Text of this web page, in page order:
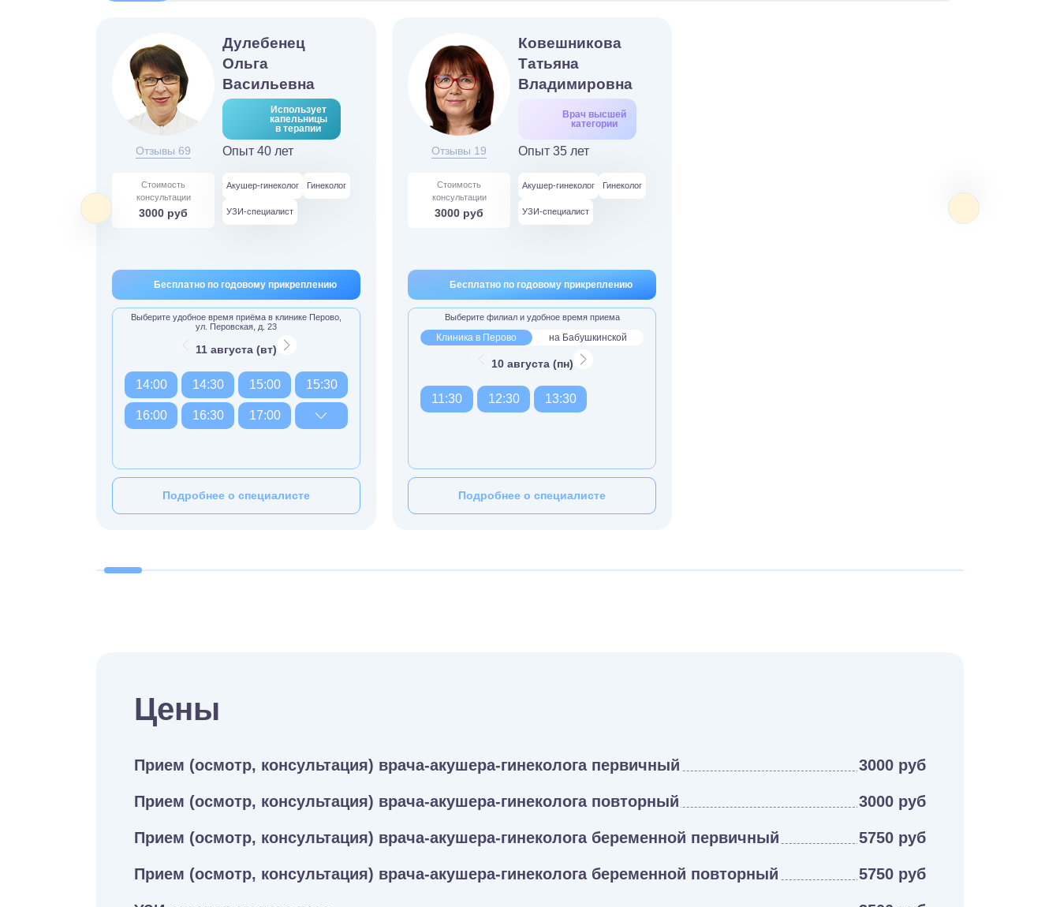
Отзывы 69
Дулебенец
Ольга
Васильевна
Использует
капельницы
в терапии
Опыт 40 лет
Стоимость
консультации
3000 руб
Акушер-гинеколог Гинеколог
УЗИ-специалист
Бесплатно по годовому прикреплению
Выберите удобное время приёма в клинике Перово,
ул. Перовская, д. 23
11 августа (вт)
14:00 14:30 15:00 15:30
16:00 16:30 17:00
Подробнее о специалисте
Отзывы 19
Ковешникова
Татьяна
Владимировна
Врач высшей
категории
Опыт 35 лет
Стоимость
консультации
3000 руб
Акушер-гинеколог Гинеколог
УЗИ-специалист
Бесплатно по годовому прикреплению
Выберите филиал и удобное время приема
Клиника в Перово на Бабушкинской
10 августа (пн)
11:30 12:30 13:30
Подробнее о специалисте
Цены
Прием (осмотр, консультация) врача-акушера-гинеколога первичный 3000 руб
Прием (осмотр, консультация) врача-акушера-гинеколога повторный 3000 руб
Прием (осмотр, консультация) врача-акушера-гинеколога беременной первичный 5750 руб
Прием (осмотр, консультация) врача-акушера-гинеколога беременной повторный 5750 руб